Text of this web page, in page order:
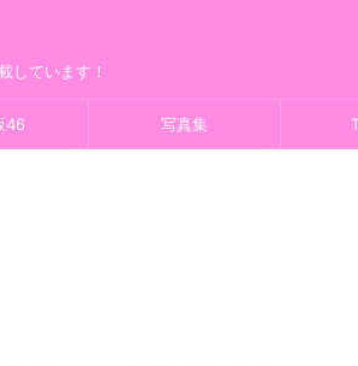
しています！
46 写真集